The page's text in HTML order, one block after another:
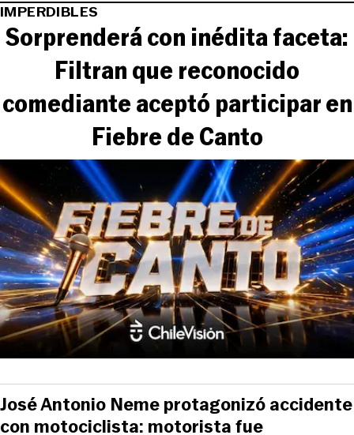
IMPERDIBLES
Sorprenderá con inédita faceta:
Filtran que reconocido
comediante aceptó participar en
Fiebre de Canto
José Antonio Neme protagonizó accidente
con motociclista: motorista fue